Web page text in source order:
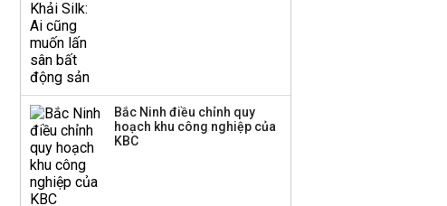
Bắc Ninh điều chỉnh quy
hoạch khu công nghiệp của
KBC